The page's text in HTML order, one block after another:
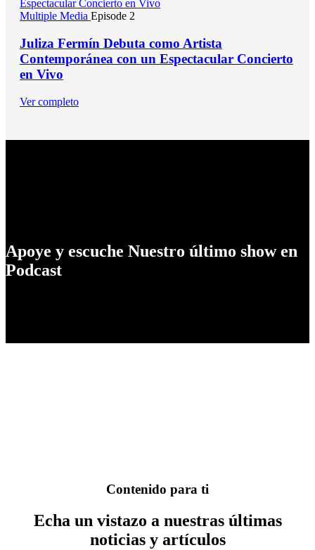
Multiple Media Episode 2
Juliza Fermín Debuta como Artista
Contemporánea con un Espectacular Concierto
en Vivo
Ver completo
Apoye y escuche Nuestro último show en
Podcast
Contenido para ti
Echa un vistazo a nuestras últimas
noticias y artículos